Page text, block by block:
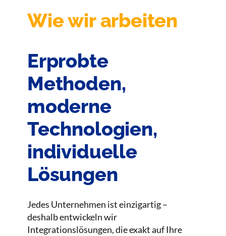
Wie wir arbeiten
Erprobte
Methoden,
moderne
Technologien,
individuelle
Lösungen
Jedes Unternehmen ist einzigartig –
deshalb entwickeln wir
Integrationslösungen, die exakt auf Ihre